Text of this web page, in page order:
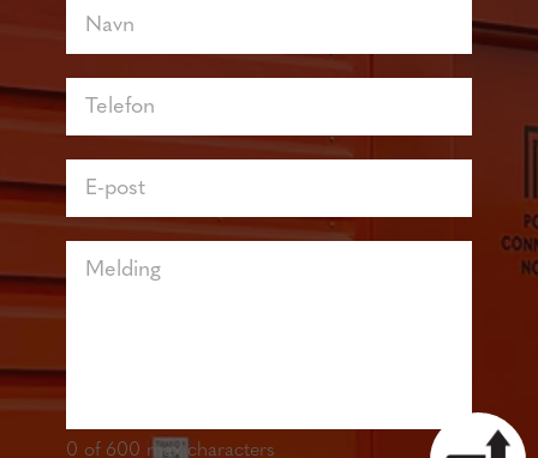
Kontakt
oss
0 of 600 max characters